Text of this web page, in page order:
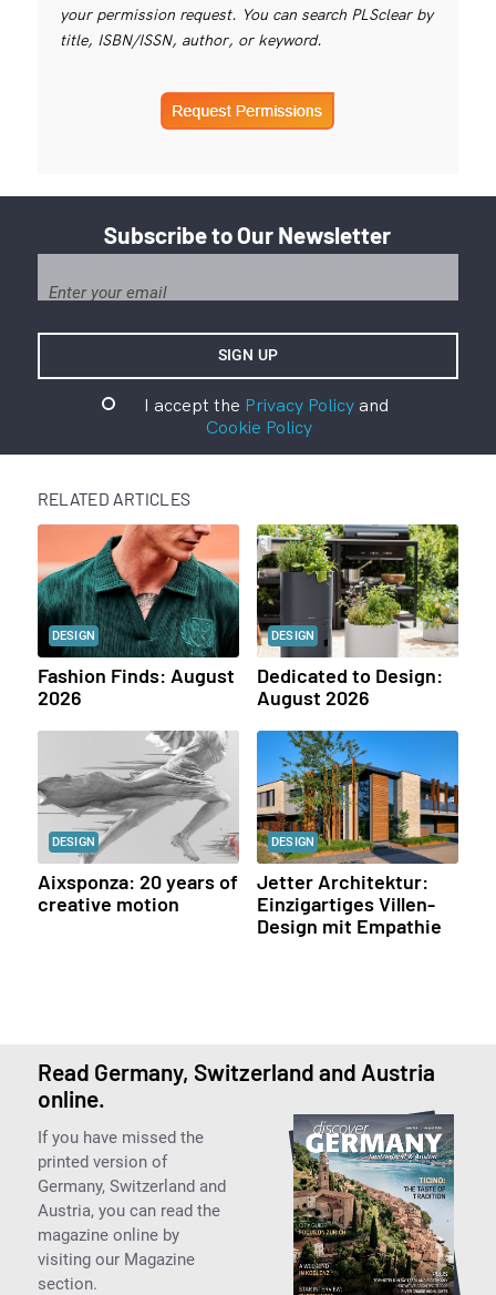
your permission request. You can search PLSclear by
title, ISBN/ISSN, author, or keyword.
Subscribe to Our Newsletter
I accept the Privacy Policyand
Cookie Policy
RELATED ARTICLES
DESIGN
Fashion Finds: August
2026
DESIGN
Dedicated to Design:
August 2026
DESIGN
Aixsponza: 20 years of
creative motion
DESIGN
Jetter Architektur:
Einzigartiges Villen-
Design mit Empathie
Read Germany, Switzerland and Austria
online.
If you have missed the
printed version of
Germany, Switzerland and
Austria, you can read the
magazine online by
visiting our Magazine
section.